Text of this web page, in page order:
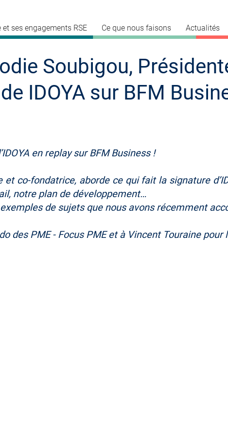
et ses engagements RSE Ce que nous faisons Actualités
Soubigou,
IDOYA sur BFM
en replay sur BFM Business !
et co-fondatrice, aborde ce qui fait la signature
notre plan de développement…
de sujets que nous avons récemment
des PME - Focus PMEet à Vincent Tourainepour